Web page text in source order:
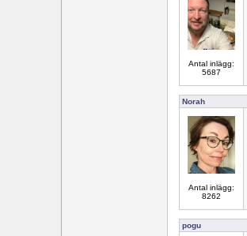
Antal inlägg:
5687
Norah
Antal inlägg:
8262
pogu